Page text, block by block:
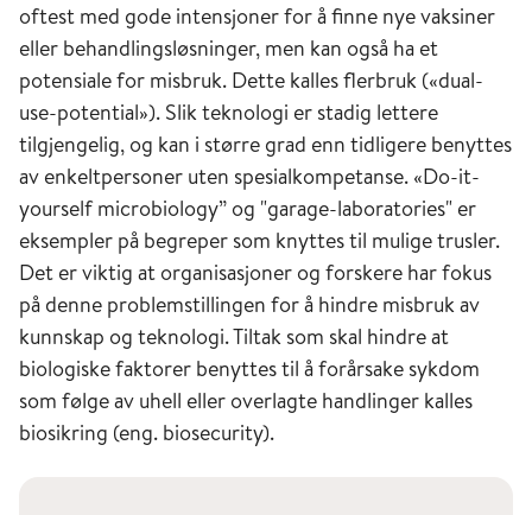
oftest med gode intensjoner for å finne nye vaksiner
eller behandlingsløsninger, men kan også ha et
potensiale for misbruk. Dette kalles flerbruk («dual-
use-potential»). Slik teknologi er stadig lettere
tilgjengelig, og kan i større grad enn tidligere benyttes
av enkeltpersoner uten spesialkompetanse. «Do-it-
yourself microbiology” og "garage-laboratories" er
eksempler på begreper som knyttes til mulige trusler.
Det er viktig at organisasjoner og forskere har fokus
på denne problemstillingen for å hindre misbruk av
kunnskap og teknologi. Tiltak som skal hindre at
biologiske faktorer benyttes til å forårsake sykdom
som følge av uhell eller overlagte handlinger kalles
biosikring (eng. biosecurity).